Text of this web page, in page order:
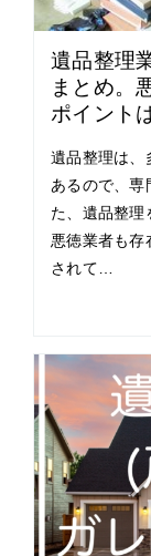
遺品整理
まとめ。
ポイント
遺品整理は、
あるので、専
た、遺品整理
悪徳業者も存
されて…